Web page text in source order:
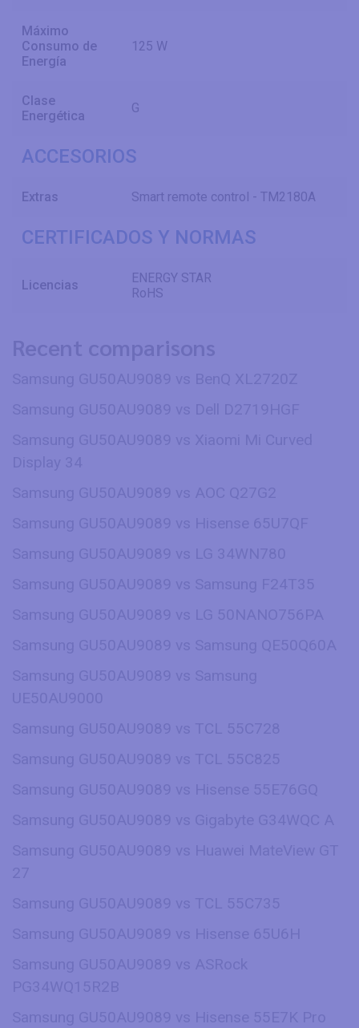
Máximo
Consumo de
Energía
125 W
Clase
Energética
G
ACCESORIOS
Extras Smart remote control - TM2180A
CERTIFICADOS Y NORMAS
Licencias
ENERGY STAR
RoHS
Recent comparisons